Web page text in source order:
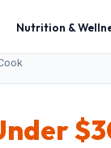
Nutrition &